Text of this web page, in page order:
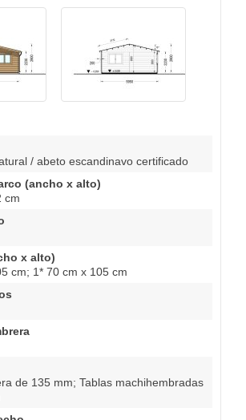
/ abeto escandinavo certificado
(ancho x alto)
cm
x alto)
cm; 1* 70 cm x 105 cm
de 135 mm; Tablas machihembradas